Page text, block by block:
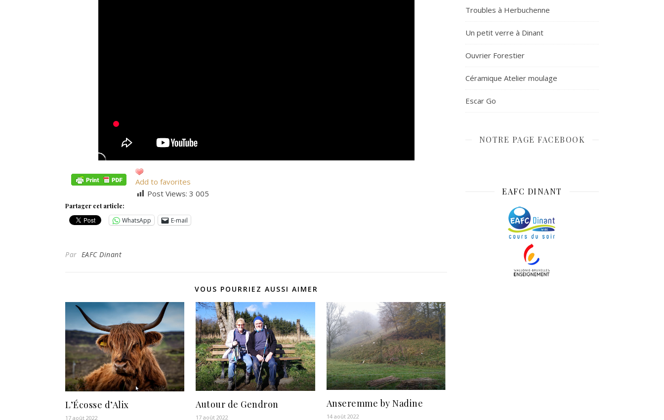
Add to favorites
Post Views: 3 005
Partager cet article:
WhatsApp E-mail
Par EAFC Dinant
VOUS POURRIEZ AUSSI AIMER
L’Écosse d’Alix
17 août 2022
Autour de Gendron
17 août 2022
Anseremme by Nadine
14 août 2022
Troubles à Herbuchenne
Un petit verre à Dinant
Ouvrier Forestier
Céramique Atelier moulage
Escar Go
NOTRE PAGE FACEBOOK
EAFC DINANT